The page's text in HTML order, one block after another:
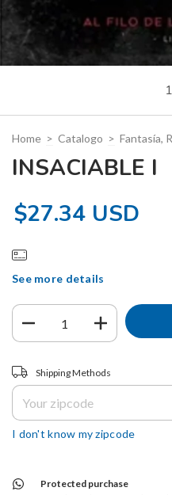
1
Home > Catalogo > Fantasía,
INSACIABLE I
$27.34 USD
See more details
Shipping for zipcode:
Shipping Methods
I don't know my zipcode
Protected purchase